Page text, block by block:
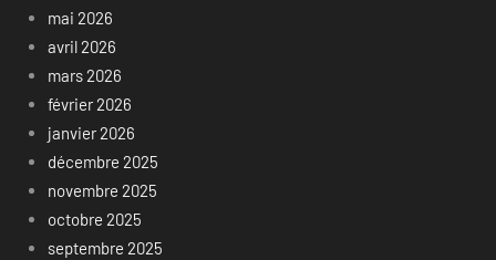
mai 2026
avril 2026
mars 2026
février 2026
janvier 2026
décembre 2025
novembre 2025
octobre 2025
septembre 2025